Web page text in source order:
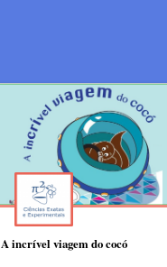
A incrível viagem do cocó